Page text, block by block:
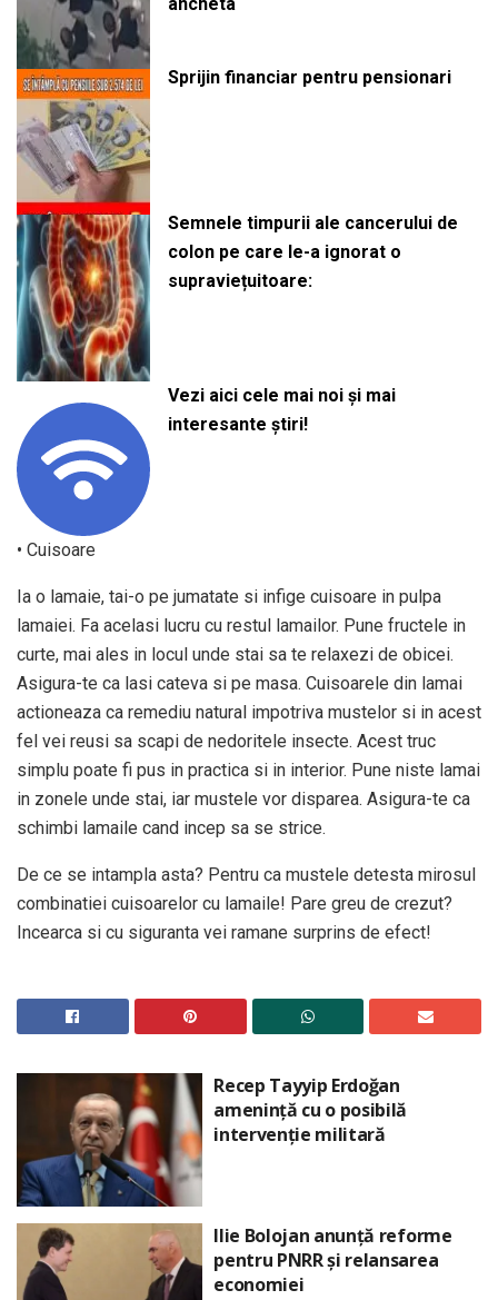
Sprijin financiar pentru pensionari
Semnele timpurii ale cancerului de
colon pe care le-a ignorat o
supraviețuitoare:
Vezi aici cele mai noi și mai
interesante știri!
• Cuisoare
Ia o lamaie, tai-o pe jumatate si infige cuisoare in pulpa
lamaiei. Fa acelasi lucru cu restul lamailor. Pune fructele in
curte, mai ales in locul unde stai sa te relaxezi de obicei.
Asigura-te ca lasi cateva si pe masa. Cuisoarele din lamai
actioneaza ca remediu natural impotriva mustelor si in acest
fel vei reusi sa scapi de nedoritele insecte. Acest truc
simplu poate fi pus in practica si in interior. Pune niste lamai
in zonele unde stai, iar mustele vor disparea. Asigura-te ca
schimbi lamaile cand incep sa se strice.
De ce se intampla asta? Pentru ca mustele detesta mirosul
combinatiei cuisoarelor cu lamaile! Pare greu de crezut?
Incearca si cu siguranta vei ramane surprins de efect!
Recep Tayyip Erdoğan
amenință cu o posibilă
intervenție militară
Ilie Bolojan anunță reforme
pentru PNRR și relansarea
economiei